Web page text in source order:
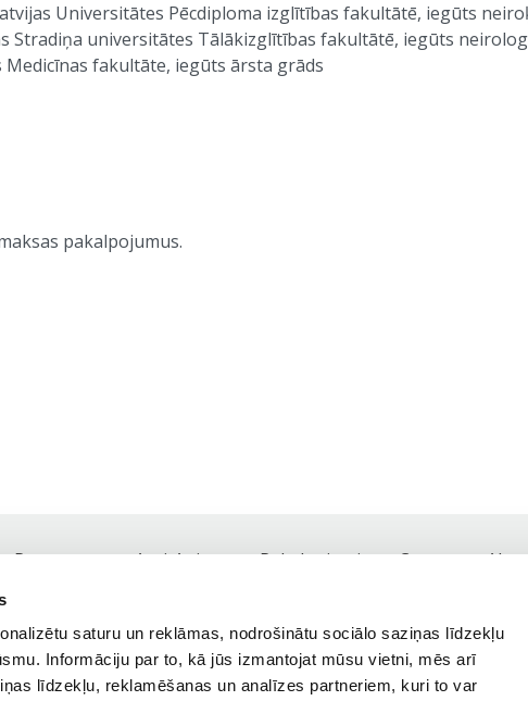
saturu un reklāmas, nodrošinātu sociālo saziņas līdzekļu
Informāciju par to, kā jūs izmantojat mūsu vietni, mēs arī
līdzekļu, reklamēšanas un analīzes partneriem, kuri to var
Universitātes Pēcdiploma izglītības fakultātē, iegūts
Stradiņa universitātes Tālākizglītības fakultātē, iegūts
fakultāte, iegūts ārsta grāds
pakalpojumus.
Par mums Anti-Aging Pakalpojumi Cenas
+371 25 41 81 81, +371 67 84 77 18
laiks: darba dienās 9:00 - 19:00
Meklēt